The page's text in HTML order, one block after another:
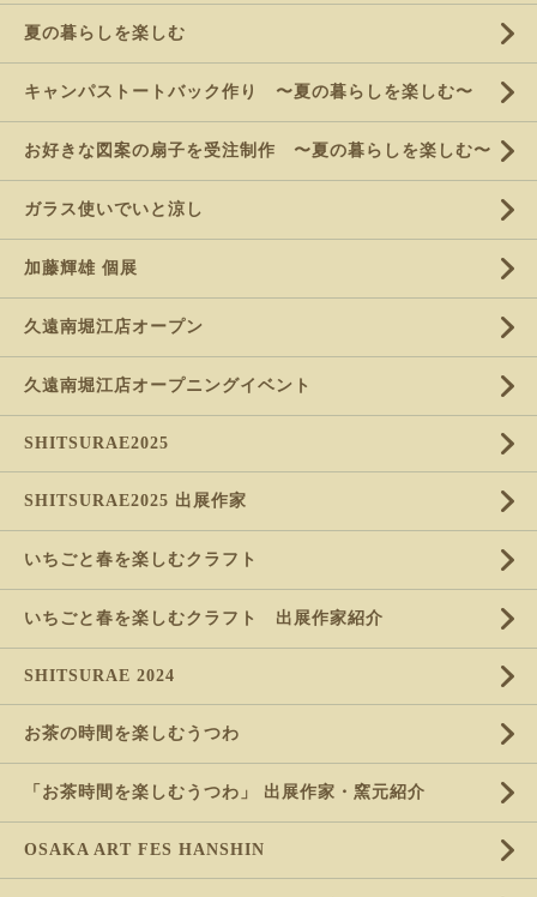
夏の暮らしを楽しむ
キャンパストートバック作り 〜夏の暮らしを楽しむ〜
お好きな図案の扇子を受注制作 〜夏の暮らしを楽しむ〜
ガラス使いでいと涼し
加藤輝雄 個展
久遠南堀江店オープン
久遠南堀江店オープニングイベント
SHITSURAE2025
SHITSURAE2025 出展作家
いちごと春を楽しむクラフト
いちごと春を楽しむクラフト 出展作家紹介
SHITSURAE 2024
お茶の時間を楽しむうつわ
「お茶時間を楽しむうつわ」 出展作家・窯元紹介
OSAKA ART FES HANSHIN